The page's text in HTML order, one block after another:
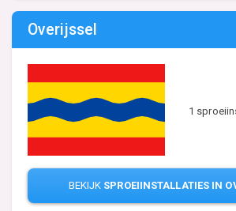
Overijssel
1
BEKIJK SPROEIINSTALLATIES IN